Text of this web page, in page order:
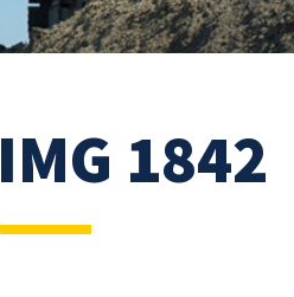
IMG 1842